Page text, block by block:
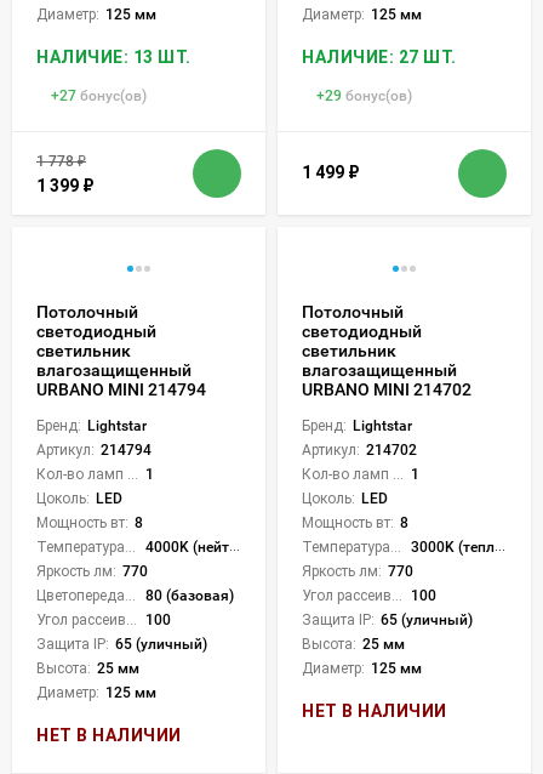
Диаметр: 125 мм
НАЛИЧИЕ: 13 ШТ.
+27 бонус(ов)
1 778₽
1 399 ₽
Диаметр: 125 мм
НАЛИЧИЕ: 27 ШТ.
+29 бонус(ов)
1 499 ₽
Потолочный
светодиодный
светильник
влагозащищенный
URBANO MINI 214794
Бренд: Lightstar
Артикул: 214794
1
Цоколь: LED
Мощность вт: 8
4000K (нейтральный)
Яркость лм: 770
80 (базовая)
100
Защита IP: 65 (уличный)
Высота: 25 мм
Диаметр: 125 мм
НЕТ В НАЛИЧИИ
Потолочный
светодиодный
светильник
влагозащищенный
URBANO MINI 214702
Бренд: Lightstar
Артикул: 214702
1
Цоколь: LED
Мощность вт: 8
3000K (теплый)
Яркость лм: 770
100
Защита IP: 65 (уличный)
Высота: 25 мм
Диаметр: 125 мм
НЕТ В НАЛИЧИИ